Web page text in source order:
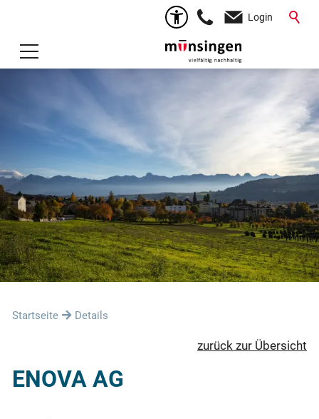
Login
Startseite Details
zurück zur Übersicht
ENOVA AG